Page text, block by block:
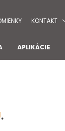
KONTAKT
APLIKÁCIE
.